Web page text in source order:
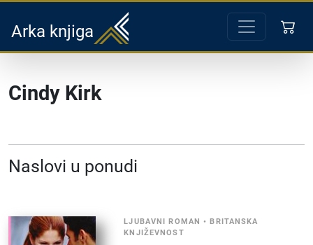
Arka knjiga
Cindy Kirk
Naslovi u ponudi
LJUBAVNI ROMAN •BRITANSKA
KNJIŽEVNOST